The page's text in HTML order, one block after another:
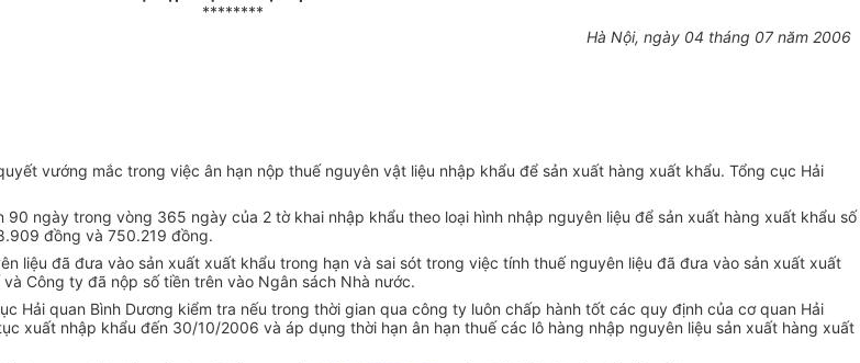
********
Hà Nội, ngày 04 tháng 07 năm 2006
vướng mắc trong việc ân hạn nộp thuế nguyên vật liệu nhập khẩu để sản xuất hàng xuất khẩu. Tổng cục Hải
ngày trong vòng 365 ngày của 2 tờ khai nhập khẩu theo loại hình nhập nguyên liệu để sản xuất hàng xuất khẩu số
đồng và 750.219 đồng.
liệu đã đưa vào sản xuất xuất khẩu trong hạn và sai sót trong việc tính thuế nguyên liệu đã đưa vào sản xuất xuất
Công ty đã nộp số tiền trên vào Ngân sách Nhà nước.
Hải quan Bình Dương kiểm tra nếu trong thời gian qua công ty luôn chấp hành tốt các quy định của cơ quan Hải
xuất nhập khẩu đến 30/10/2006 và áp dụng thời hạn ân hạn thuế các lô hàng nhập nguyên liệu sản xuất hàng xuất